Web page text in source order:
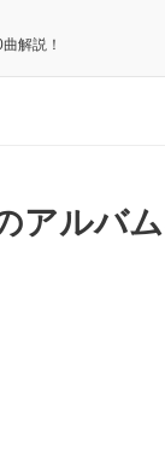
解説！
ルバム